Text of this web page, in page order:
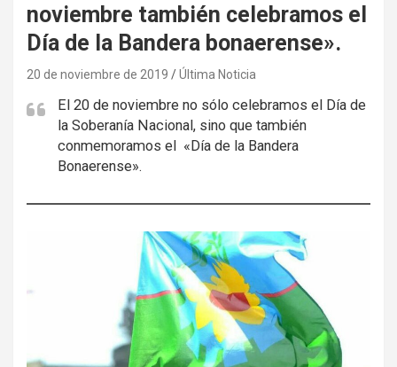
noviembre también celebramos el
Día de la Bandera bonaerense».
20 de noviembre de 2019 Última Noticia
El 20 de noviembre no sólo celebramos el Día de
la Soberanía Nacional, sino que también
conmemoramos el «Día de la Bandera
Bonaerense».